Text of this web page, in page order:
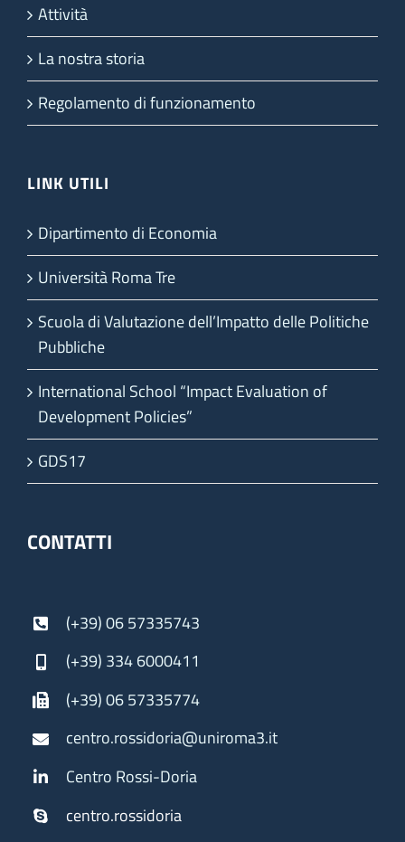
Attività
La nostra storia
Regolamento di funzionamento
LINK UTILI
Dipartimento di Economia
Università Roma Tre
Scuola di Valutazione dell’Impatto delle Politiche
Pubbliche
International School “Impact Evaluation of
Development Policies”
GDS17
CONTATTI
(+39) 06 57335743
(+39) 334 6000411
(+39) 06 57335774
centro.rossidoria@uniroma3.it
Centro Rossi-Doria
centro.rossidoria